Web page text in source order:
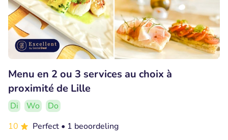
Menu en 2 ou 3 services au choix à
proximité de Lille
Di Wo
Do
10
Perfect • 1 beoordeling